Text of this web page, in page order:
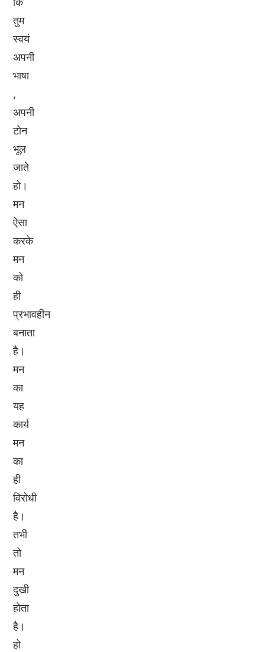
तुम
स्वयं
अपनी
भाषा
,
अपनी
टोन
भूल
जाते
हो।
मन
ऐसा
करके
मन
को
ही
प्रभावहीन
बनाता
है।
मन
का
यह
कार्य
मन
का
ही
विरोधी
है।
तभी
तो
मन
दुखी
होता
है।
हो